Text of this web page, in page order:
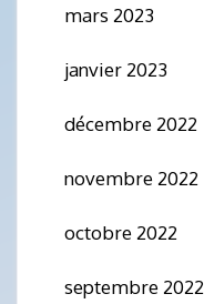
mars 2023
janvier 2023
décembre 2022
novembre 2022
octobre 2022
septembre 2022